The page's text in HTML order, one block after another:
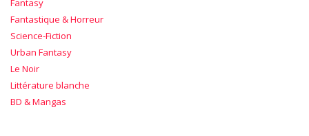
Fantastique & Horreur
Science-Fiction
Urban Fantasy
Le Noir
Littérature blanche
BD & Mangas